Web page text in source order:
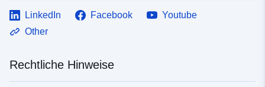
LinkedIn Facebook
Youtube
Other
Rechtliche Hinweise